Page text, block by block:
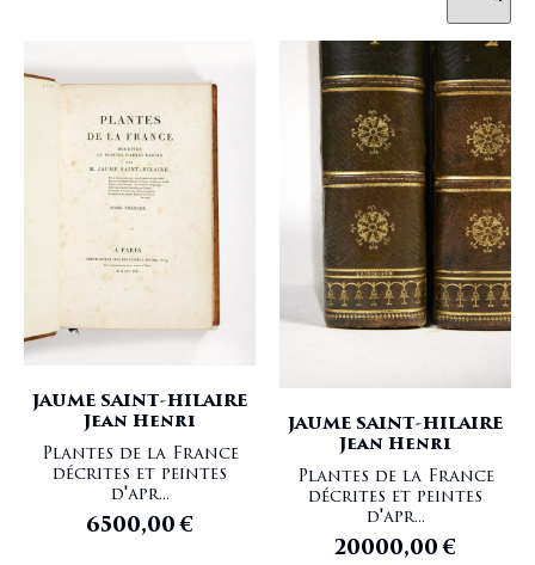
JAUME SAINT-HILAIRE
Jean Henri
Plantes de la France
décrites et peintes
d'apr...
6500,00€
JAUME SAINT-HILAIRE
Jean Henri
Plantes de la France
décrites et peintes
d'apr...
20000,00€